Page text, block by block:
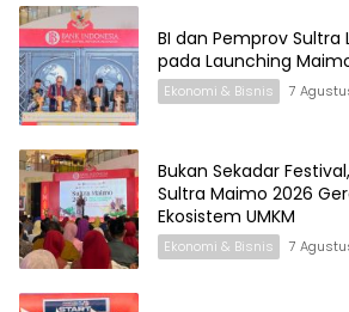
BI dan Pemprov Sultra
pada Launching
Ekonomi & Bisnis 7
Bukan Sekadar
Sultra Maimo 2026
Ekosistem UMKM
Ekonomi & Bisnis 7